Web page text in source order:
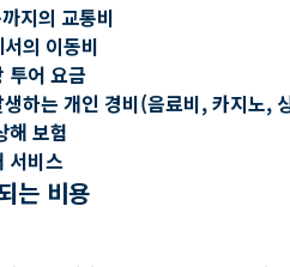
지의 교통비
의 이동비
투어 요금
하는 개인 경비(음료비, 카지노,
해 보험
서비스
는 비용